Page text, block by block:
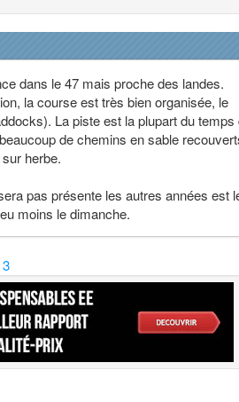
dans le 47 mais proche des landes.
la course est très bien organisée, le
La piste est la plupart du temps
de chemins en sable
herbe.
pas présente les autres années est
moins le dimanche.
3